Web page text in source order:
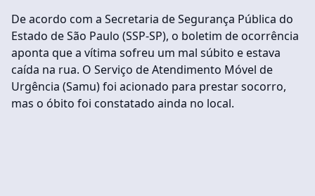
De acordo com a Secretaria de Segurança Pública do
Estado de São Paulo (SSP-SP), o boletim de ocorrência
aponta que a vítima sofreu um mal súbito e estava
caída na rua. O Serviço de Atendimento Móvel de
Urgência (Samu) foi acionado para prestar socorro,
mas o óbito foi constatado ainda no local.